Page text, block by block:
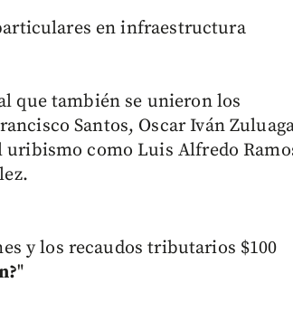
en infraestructura
que también se unieron los
Santos, Oscar Iván
como Luis Alfredo
y los recaudos tributarios $100
"